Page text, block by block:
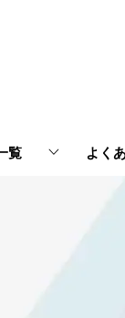
覧 よく